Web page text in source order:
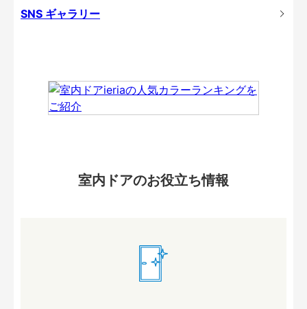
SNS ギャラリー
室内ドアのお役立ち情報